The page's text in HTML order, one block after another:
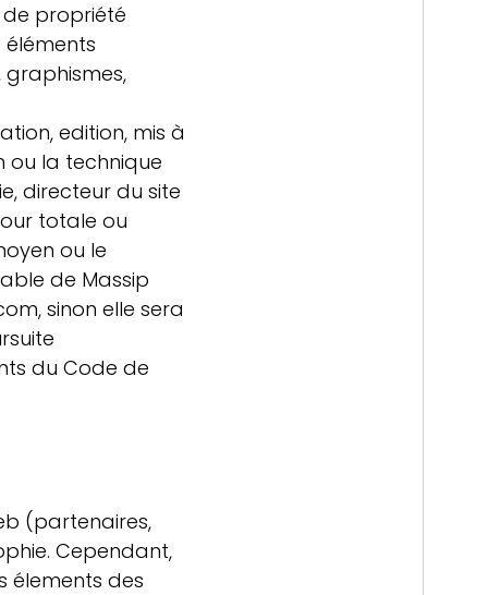
de propriété
graphismes,
edition, mis à
ou la technique
directeur du site
totale ou
ou le
de Massip
sinon elle sera
du Code de
(partenaires,
. Cependant,
élements des